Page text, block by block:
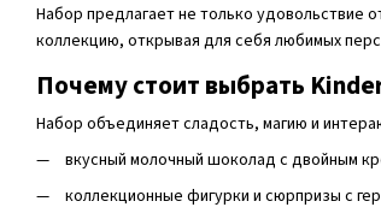
Набор предлагает не только удовольствие
коллекцию, открывая для себя любимых
Почему стоит выбрать
Набор объединяет сладость, магию и
вкусный молочный шоколад с двойным
коллекционные фигурки и сюрпризы с